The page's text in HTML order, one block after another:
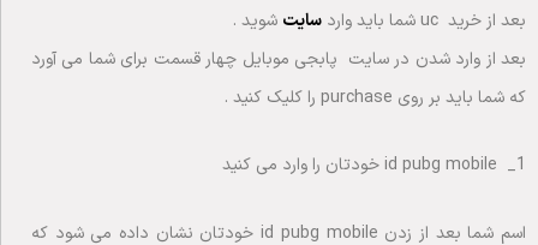
بعد از خرید uc شما باید وارد
سایت شوید .
بعد از وارد شدن در سایت پابجی موبایل چهار قسمت برای شما می آورد
که شما باید بر روی purchase را کلیک کنید .
1_ id pubg mobile خودتان را وارد می کنید
اسم شما بعد از زدن id pubg mobile خودتان نشان داده می شود که